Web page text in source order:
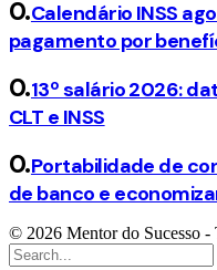
Calendário INSS
pagamento por
13º salário 2026:
CLT e INSS
Portabilidade de
de banco e
© 2026 Mentor do Sucesso -